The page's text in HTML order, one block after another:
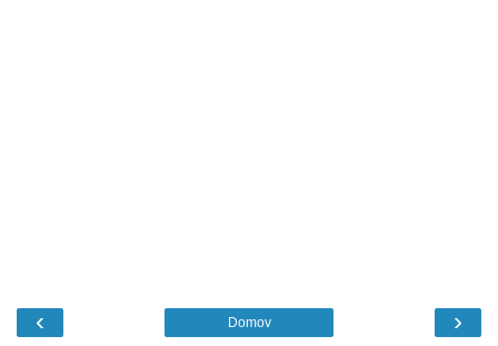
‹ ›
Domov